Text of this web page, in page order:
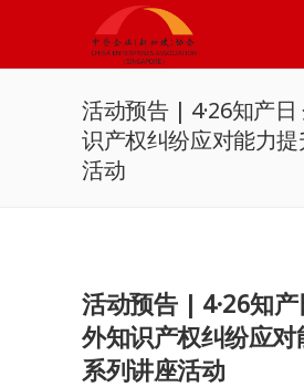
活动预告 | 4·26知产日
识产权纠纷应对能力
活动
活动预告 | 4·26知
外知识产权纠纷应
系列讲座活动